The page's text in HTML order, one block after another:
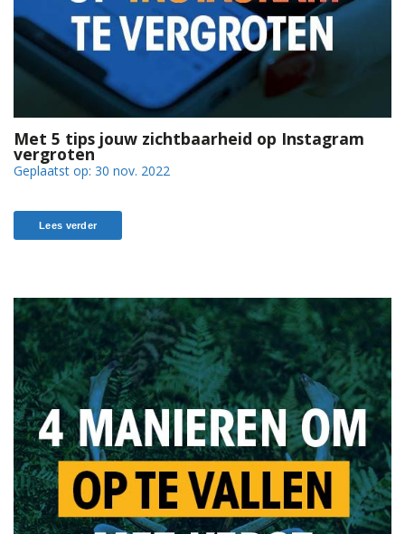
Met 5 tips jouw zichtbaarheid op Instagram
vergroten
Geplaatst op: 30 nov. 2022
Lees verder